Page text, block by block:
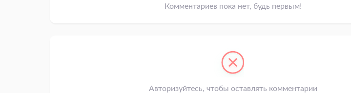
Комментариев пока нет, будь первым!
Авторизуйтесь, чтобы оставлять комментарии